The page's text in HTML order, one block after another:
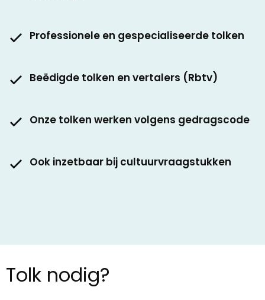
Professionele en gespecialiseerde tolken
Beëdigde tolken en vertalers (Rbtv)
Onze tolken werken volgens gedragscode
Ook inzetbaar bij cultuurvraagstukken
Tolk nodig?